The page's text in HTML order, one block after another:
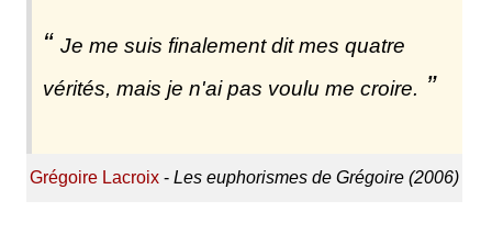
Je me suis finalement dit mes quatre
vérités, mais je n'ai pas voulu me croire.
Grégoire Lacroix- Les euphorismes de Grégoire (2006)